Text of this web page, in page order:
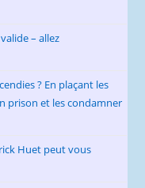
– allez
? En plaçant les
prison et les condamner
Huet peut vous